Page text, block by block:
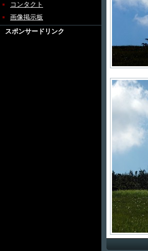
コンタクト
画像掲示板
スポンサードリンク